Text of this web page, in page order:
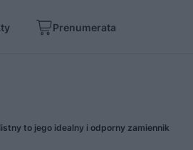
Prenumerata
to jego idealny i odporny zamiennik